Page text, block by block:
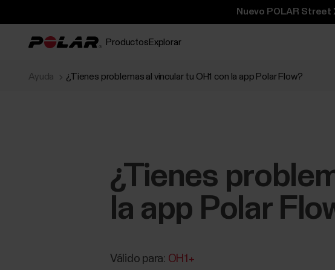
Nuevo POLAR
Productos Explorar
Ayuda ¿Tienes problemas al vincular tu OH1 con la app Polar Flow?
¿Tienes
la app Polar
Válido para: OH1+